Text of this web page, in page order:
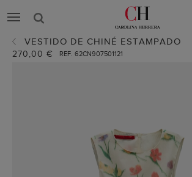
VESTIDO DE CHINÉ ESTAMPADO
270,00 € REF. 62CN907501121